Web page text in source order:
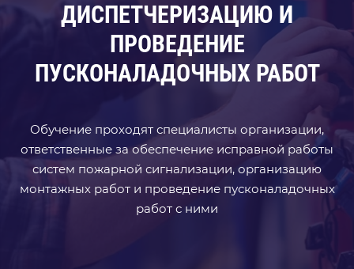
ДИСПЕТЧЕРИЗАЦИЮ И
ПРОВЕДЕНИЕ
ПУСКОНАЛАДОЧНЫХ РАБОТ
Обучение проходят специалисты организации,
ответственные за обеспечение исправной работы
систем пожарной сигнализации, организацию
монтажных работ и проведение пусконаладочных
работ с ними